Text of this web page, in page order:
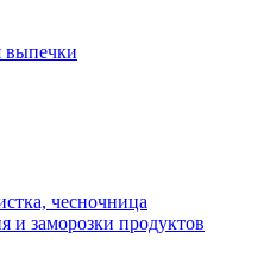
выпечки
чесночница
и заморозки продуктов